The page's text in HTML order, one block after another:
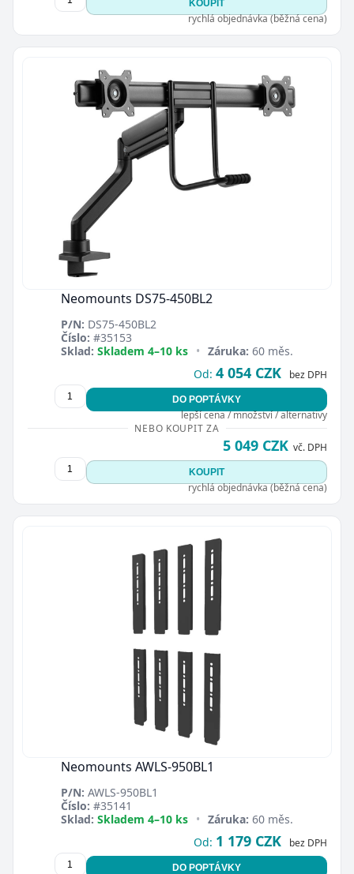
KOUPIT
rychlá objednávka (běžná cena)
Neomounts DS75-450BL2
P/N: DS75-450BL2
Číslo: #35153
Sklad: Skladem 4–10 ks • Záruka: 60 měs.
Od: 4 054 CZK bez DPH
DO POPTÁVKY
lepší cena / množství / alternativy
NEBO KOUPIT ZA
5 049 CZK vč. DPH
KOUPIT
rychlá objednávka (běžná cena)
Neomounts AWLS-950BL1
P/N: AWLS-950BL1
Číslo: #35141
Sklad: Skladem 4–10 ks • Záruka: 60 měs.
Od: 1 179 CZK bez DPH
DO POPTÁVKY